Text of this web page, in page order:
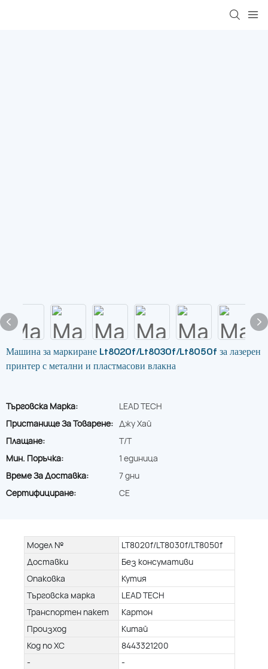
Машина за маркиране Lt8020f/Lt8030f/Lt8050f за лазерен
принтер с метални и пластмасови влакна
Търговска Марка:
LEAD TECH
Пристанище За Товарене: Джу Хай
Плащане:
T/T
Мин. Поръчка:
1 единица
Време За Доставка:
7 дни
Сертифициране:
CE
Модел №
LT8020f/LT8030f/LT8050f
Доставки
Без консумативи
Опаковка
Кутия
Търговска марка
LEAD TECH
Транспортен пакет
Картон
Произход
Китай
Код по ХС
8443321200
-
-